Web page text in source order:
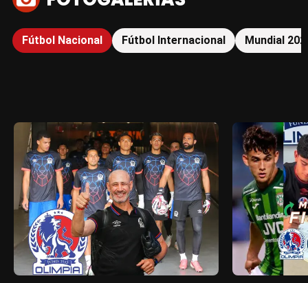
Fútbol Nacional Fútbol Internacional Mundial